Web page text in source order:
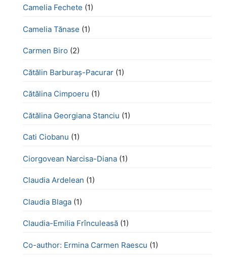
Camelia Fechete (1)
Camelia Tănase (1)
Carmen Biro (2)
Cătălin Barburaș-Pacurar (1)
Cătălina Cimpoeru (1)
Cătălina Georgiana Stanciu (1)
Cati Ciobanu (1)
Ciorgovean Narcisa-Diana (1)
Claudia Ardelean (1)
Claudia Blaga (1)
Claudia-Emilia Frînculeasă (1)
Co-author: Ermina Carmen Raescu (1)